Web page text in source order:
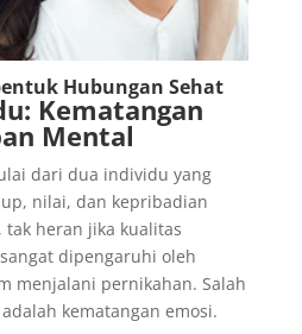
Hubungan Sehat
Kematangan
Mental
dari dua individu yang
nilai, dan kepribadian
tak heran jika kualitas
dipengaruhi oleh
menjalani pernikahan. Salah
kematangan emosi.